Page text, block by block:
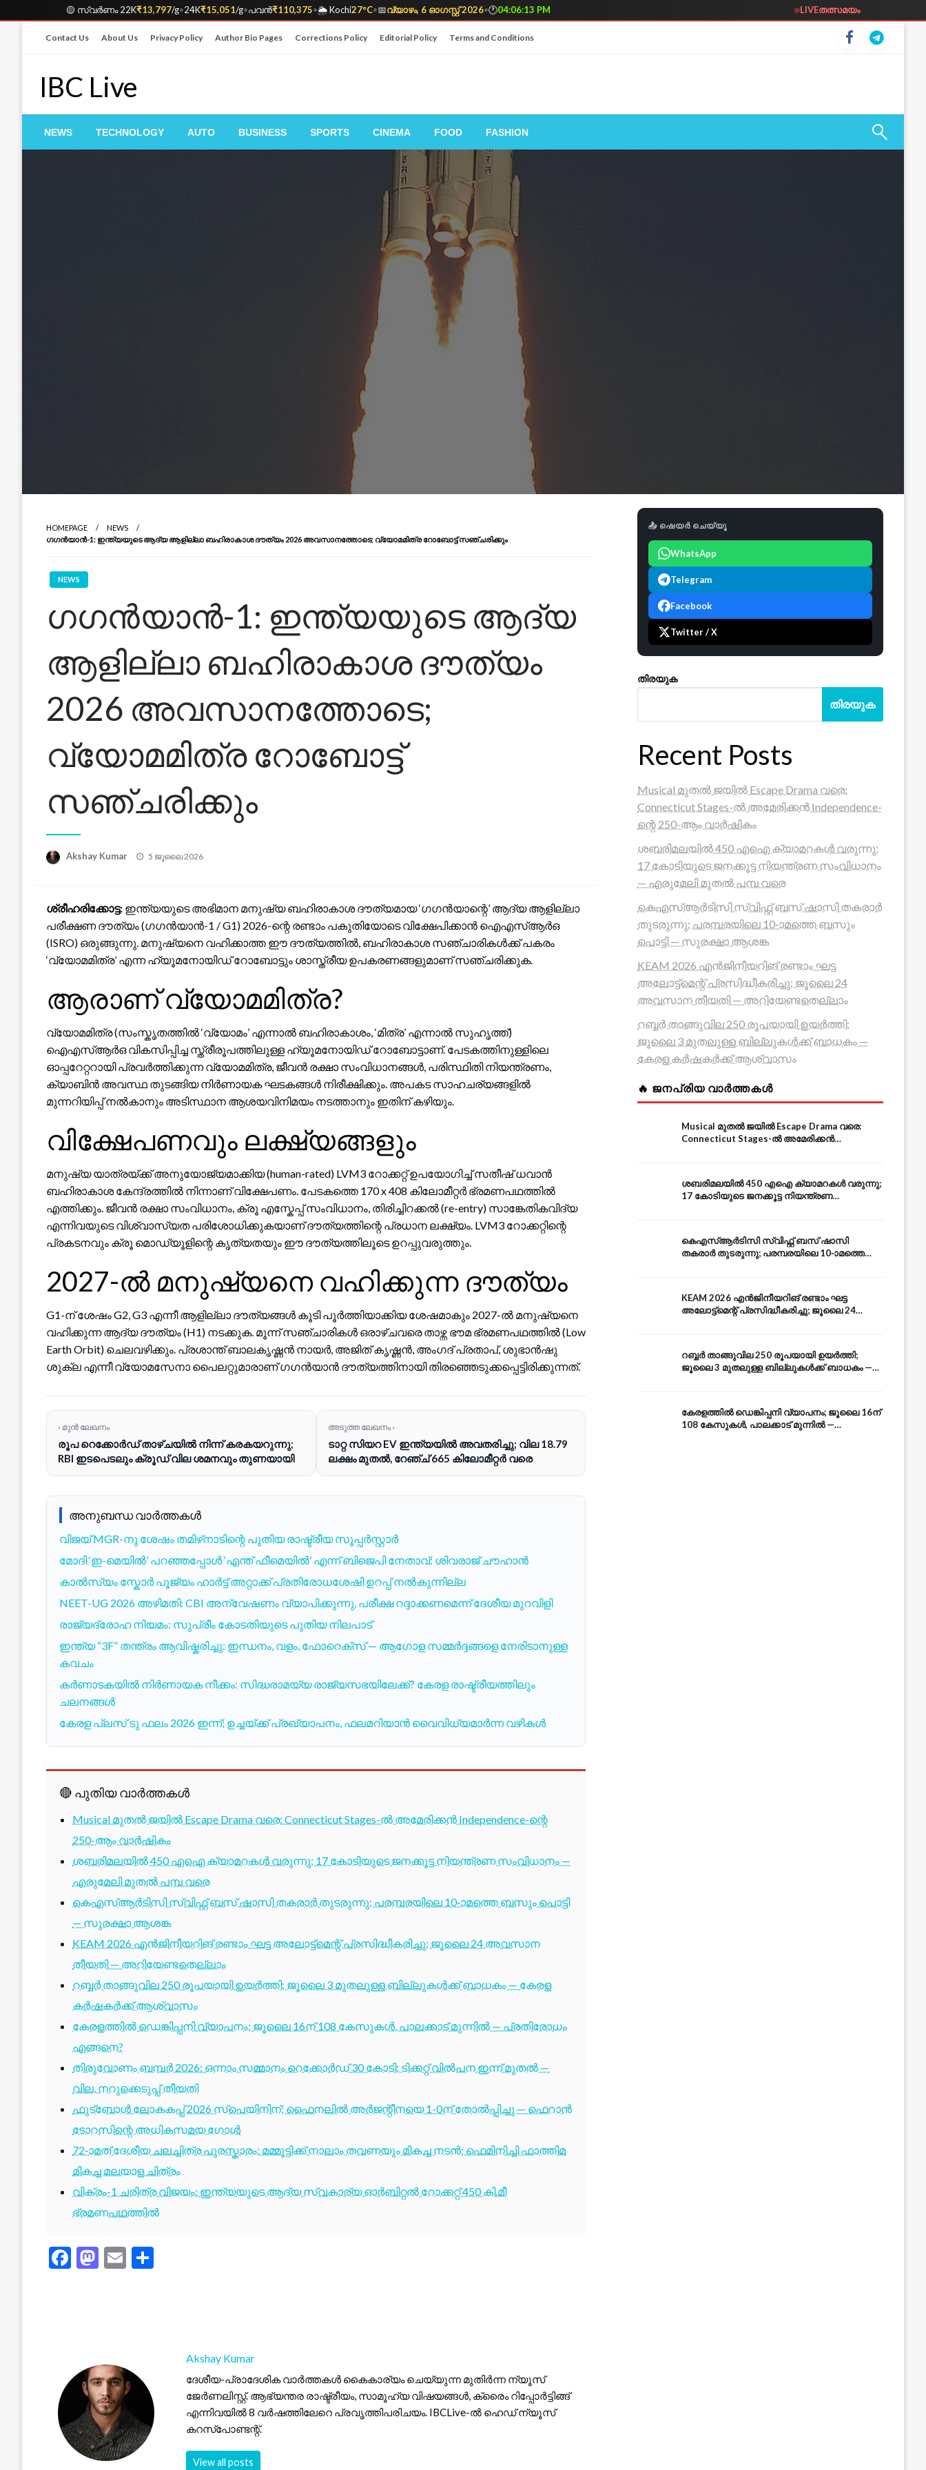
🟡 സ്വർണം 22K₹13,797/g•24K₹15,051/g•പവൻ₹110,375•🌦️ Kochi27°C•📅വ്യാഴം, 6 ഓഗസ്റ്റ് 2026•🕐04:06:14 PM LIVEതത്സമയം
Contact Us About Us Privacy Policy Author Bio Pages Corrections Policy Editorial Policy Terms and Conditions
IBC Live
NEWS TECHNOLOGY AUTO BUSINESS SPORTS CINEMA FOOD FASHION
HOMEPAGE
NEWS
ഗഗൻയാൻ-1: ഇന്ത്യയുടെ ആദ്യ ആളില്ലാ ബഹിരാകാശ ദൗത്യം 2026 അവസാനത്തോടെ; വ്യോമമിത്ര റോബോട്ട് സഞ്ചരിക്കും
NEWS
ഗഗൻയാൻ-1: ഇന്ത്യയുടെ ആദ്യ
ആളില്ലാ ബഹിരാകാശ ദൗത്യം
2026 അവസാനത്തോടെ;
വ്യോമമിത്ര റോബോട്ട്
സഞ്ചരിക്കും
Akshay Kumar
Posted
5 ജൂലൈ 2026
ശ്രീഹരിക്കോട്ട: ഇന്ത്യയുടെ അഭിമാന മനുഷ്യ ബഹിരാകാശ ദൗത്യമായ ‘ഗഗൻയാന്റെ’ ആദ്യ ആളില്ലാ
പരീക്ഷണ ദൗത്യം (ഗഗൻയാൻ-1 / G1) 2026-ന്റെ രണ്ടാം പകുതിയോടെ വിക്ഷേപിക്കാൻ ഐഎസ്ആർഒ
(ISRO) ഒരുങ്ങുന്നു. മനുഷ്യനെ വഹിക്കാത്ത ഈ ദൗത്യത്തിൽ, ബഹിരാകാശ സഞ്ചാരികൾക്ക് പകരം
‘വ്യോമമിത്ര’ എന്ന ഹ്യൂമനോയിഡ് റോബോട്ടും ശാസ്ത്രീയ ഉപകരണങ്ങളുമാണ് സഞ്ചരിക്കുക.
ആരാണ് വ്യോമമിത്ര?
വ്യോമമിത്ര (സംസ്കൃതത്തിൽ ‘വ്യോമം’ എന്നാൽ ബഹിരാകാശം, ‘മിത്ര’ എന്നാൽ സുഹൃത്ത്)
ഐഎസ്ആർഒ വികസിപ്പിച്ച സ്ത്രീരൂപത്തിലുള്ള ഹ്യൂമനോയിഡ് റോബോട്ടാണ്. പേടകത്തിനുള്ളിലെ
ഓപ്പറേറ്ററായി പ്രവർത്തിക്കുന്ന വ്യോമമിത്ര, ജീവൻ രക്ഷാ സംവിധാനങ്ങൾ, പരിസ്ഥിതി നിയന്ത്രണം,
ക്യാബിൻ അവസ്ഥ തുടങ്ങിയ നിർണായക ഘടകങ്ങൾ നിരീക്ഷിക്കും. അപകട സാഹചര്യങ്ങളിൽ
മുന്നറിയിപ്പ് നൽകാനും അടിസ്ഥാന ആശയവിനിമയം നടത്താനും ഇതിന് കഴിയും.
വിക്ഷേപണവും ലക്ഷ്യങ്ങളും
മനുഷ്യ യാത്രയ്ക്ക് അനുയോജ്യമാക്കിയ (human-rated) LVM3 റോക്കറ്റ് ഉപയോഗിച്ച് സതീഷ് ധവാൻ
ബഹിരാകാശ കേന്ദ്രത്തിൽ നിന്നാണ് വിക്ഷേപണം. പേടകത്തെ 170 x 408 കിലോമീറ്റർ ഭ്രമണപഥത്തിൽ
എത്തിക്കും. ജീവൻ രക്ഷാ സംവിധാനം, ക്രൂ എസ്കേപ്പ് സംവിധാനം, തിരിച്ചിറക്കൽ (re-entry) സാങ്കേതികവിദ്യ
എന്നിവയുടെ വിശ്വാസ്യത പരിശോധിക്കുകയാണ് ദൗത്യത്തിന്റെ പ്രധാന ലക്ഷ്യം. LVM3 റോക്കറ്റിന്റെ
പ്രകടനവും ക്രൂ മൊഡ്യൂളിന്റെ കൃത്യതയും ഈ ദൗത്യത്തിലൂടെ ഉറപ്പുവരുത്തും.
2027-ൽ മനുഷ്യനെ വഹിക്കുന്ന ദൗത്യം
G1-ന് ശേഷം G2, G3 എന്നീ ആളില്ലാ ദൗത്യങ്ങൾ കൂടി പൂർത്തിയാക്കിയ ശേഷമാകും 2027-ൽ മനുഷ്യനെ
വഹിക്കുന്ന ആദ്യ ദൗത്യം (H1) നടക്കുക. മൂന്ന് സഞ്ചാരികൾ ഒരാഴ്ചവരെ താഴ്ന്ന ഭൗമ ഭ്രമണപഥത്തിൽ (Low
Earth Orbit) ചെലവഴിക്കും. പ്രശാന്ത് ബാലകൃഷ്ണൻ നായർ, അജിത് കൃഷ്ണൻ, അംഗദ് പ്രതാപ്, ശുഭാൻഷു
ശുക്ല എന്നീ വ്യോമസേനാ പൈലറ്റുമാരാണ് ഗഗൻയാൻ ദൗത്യത്തിനായി തിരഞ്ഞെടുക്കപ്പെട്ടിരിക്കുന്നത്.
‹ മുൻ ലേഖനം
രൂപ റെക്കോർഡ് താഴ്ചയിൽ നിന്ന് കരകയറുന്നു;
RBI ഇടപെടലും ക്രൂഡ് വില ശമനവും തുണയായി
അടുത്ത ലേഖനം ›
ടാറ്റ സിയറ EV ഇന്ത്യയിൽ അവതരിച്ചു; വില 18.79
ലക്ഷം മുതൽ, റേഞ്ച് 665 കിലോമീറ്റർ വരെ
അനുബന്ധ വാർത്തകൾ
വിജയ് MGR-നു ശേഷം തമിഴ്‌നാടിന്റെ പുതിയ രാഷ്ട്രീയ സൂപ്പർസ്റ്റാർ
മോദി ‘ഇ-മെയിൽ’ പറഞ്ഞപ്പോൾ ‘എന്ത് ഫീമെയിൽ’ എന്ന് ബിജെപി നേതാവ്: ശിവരാജ് ചൗഹാൻ
കാൽസ്യം സ്കോർ പൂജ്യം ഹാർട്ട് അറ്റാക്ക് പ്രതിരോധശേഷി ഉറപ്പ് നൽകുന്നില്ല
NEET-UG 2026 അഴിമതി: CBI അന്വേഷണം വ്യാപിക്കുന്നു, പരീക്ഷ റദ്ദാക്കണമെന്ന് ദേശീയ മുറവിളി
രാജ്യദ്രോഹ നിയമം: സുപ്രീം കോടതിയുടെ പുതിയ നിലപാട്
ഇന്ത്യ “3F” തന്ത്രം ആവിഷ്കരിച്ചു: ഇന്ധനം, വളം, ഫോറെക്സ് — ആഗോള സമ്മര്‍ദ്ദങ്ങളെ നേരിടാനുള്ള
കവചം
കർണാടകയിൽ നിർണായക നീക്കം: സിദ്ധരാമയ്യ രാജ്യസഭയിലേക്ക്? കേരള രാഷ്ട്രീയത്തിലും
ചലനങ്ങൾ
കേരള പ്ലസ് ടു ഫലം 2026 ഇന്ന്; ഉച്ചയ്ക്ക് പ്രഖ്യാപനം, ഫലമറിയാൻ വൈവിധ്യമാർന്ന വഴികൾ
🔴 പുതിയ വാർത്തകൾ
Musical മുതൽ ജയിൽ Escape Drama വരെ: Connecticut Stages-ൽ അമേരിക്കൻ Independence-ന്റെ
250-ആം വാർഷികം
ശബരിമലയിൽ 450 എഐ ക്യാമറകൾ വരുന്നു; 17 കോടിയുടെ ജനക്കൂട്ട നിയന്ത്രണ സംവിധാനം —
എരുമേലി മുതൽ പമ്പ വരെ
കെഎസ്ആർടിസി സ്വിഫ്റ്റ് ബസ് ഷാസി തകരാർ തുടരുന്നു; പരമ്പരയിലെ 10-ാമത്തെ ബസും പൊട്ടി
— സുരക്ഷാ ആശങ്ക
KEAM 2026 എൻജിനീയറിങ് രണ്ടാം ഘട്ട അലോട്ട്മെന്റ് പ്രസിദ്ധീകരിച്ചു; ജൂലൈ 24 അവസാന
തീയതി — അറിയേണ്ടതെല്ലാം
റബ്ബർ താങ്ങുവില 250 രൂപയായി ഉയർത്തി; ജൂലൈ 3 മുതലുള്ള ബില്ലുകൾക്ക് ബാധകം — കേരള
കർഷകർക്ക് ആശ്വാസം
കേരളത്തിൽ ഡെങ്കിപ്പനി വ്യാപനം; ജൂലൈ 16ന് 108 കേസുകൾ, പാലക്കാട് മുന്നിൽ — പ്രതിരോധം
എങ്ങനെ?
തിരുവോണം ബമ്പർ 2026: ഒന്നാം സമ്മാനം റെക്കോർഡ് 30 കോടി; ടിക്കറ്റ് വിൽപന ഇന്ന് മുതൽ —
വില, നറുക്കെടുപ്പ് തീയതി
ഫുട്ബോൾ ലോകകപ്പ് 2026 സ്പെയിനിന്; ഫൈനലിൽ അർജന്റീനയെ 1-0ന് തോൽപ്പിച്ചു — ഫെറാൻ
ടോറസിന്റെ അധികസമയ ഗോൾ
72-ാമത് ദേശീയ ചലച്ചിത്ര പുരസ്കാരം: മമ്മൂട്ടിക്ക് നാലാം തവണയും മികച്ച നടൻ; ഫെമിനിച്ചി ഫാത്തിമ
മികച്ച മലയാള ചിത്രം
വിക്രം-1 ചരിത്ര വിജയം: ഇന്ത്യയുടെ ആദ്യ സ്വകാര്യ ഓർബിറ്റൽ റോക്കറ്റ് 450 കി.മീ
ഭ്രമണപഥത്തിൽ
Facebook
Mastodon
Email
Akshay Kumar
ദേശീയ-പ്രാദേശിക വാർത്തകൾ കൈകാര്യം ചെയ്യുന്ന മുതിർന്ന ന്യൂസ്
ജേർണലിസ്റ്റ്. ആഭ്യന്തര രാഷ്ട്രീയം, സാമൂഹ്യ വിഷയങ്ങൾ, ക്രൈം റിപ്പോർട്ടിങ്ങ്
എന്നിവയിൽ 8 വർഷത്തിലേറെ പ്രവൃത്തിപരിചയം. IBCLive-ൽ ഹെഡ് ന്യൂസ്
കറസ്പോണ്ടന്റ്.
View all posts
📤 ഷെയർ ചെയ്യൂ
WhatsApp
Telegram
Facebook
Twitter / X
തിരയുക
തിരയുക
Recent Posts
Musical മുതൽ ജയിൽ Escape Drama വരെ:
Connecticut Stages-ൽ അമേരിക്കൻ Independence-
ന്റെ 250-ആം വാർഷികം
ശബരിമലയിൽ 450 എഐ ക്യാമറകൾ വരുന്നു;
17 കോടിയുടെ ജനക്കൂട്ട നിയന്ത്രണ സംവിധാനം
— എരുമേലി മുതൽ പമ്പ വരെ
കെഎസ്ആർടിസി സ്വിഫ്റ്റ് ബസ് ഷാസി തകരാർ
തുടരുന്നു; പരമ്പരയിലെ 10-ാമത്തെ ബസും
പൊട്ടി — സുരക്ഷാ ആശങ്ക
KEAM 2026 എൻജിനീയറിങ് രണ്ടാം ഘട്ട
അലോട്ട്മെന്റ് പ്രസിദ്ധീകരിച്ചു; ജൂലൈ 24
അവസാന തീയതി — അറിയേണ്ടതെല്ലാം
റബ്ബർ താങ്ങുവില 250 രൂപയായി ഉയർത്തി;
ജൂലൈ 3 മുതലുള്ള ബില്ലുകൾക്ക് ബാധകം —
കേരള കർഷകർക്ക് ആശ്വാസം
🔥 ജനപ്രിയ വാർത്തകൾ
Musical മുതൽ ജയിൽ Escape Drama വരെ:
Connecticut Stages-ൽ അമേരിക്കൻ
ശബരിമലയിൽ 450 എഐ ക്യാമറകൾ വരുന്നു;
17 കോടിയുടെ ജനക്കൂട്ട നിയന്ത്രണ
കെഎസ്ആർടിസി സ്വിഫ്റ്റ് ബസ് ഷാസി
തകരാർ തുടരുന്നു; പരമ്പരയിലെ 10-ാമത്തെ
KEAM 2026 എൻജിനീയറിങ് രണ്ടാം ഘട്ട
അലോട്ട്മെന്റ് പ്രസിദ്ധീകരിച്ചു; ജൂലൈ 24
റബ്ബർ താങ്ങുവില 250 രൂപയായി ഉയർത്തി;
ജൂലൈ 3 മുതലുള്ള ബില്ലുകൾക്ക് ബാധകം —
കേരളത്തിൽ ഡെങ്കിപ്പനി വ്യാപനം; ജൂലൈ 16ന്
108 കേസുകൾ, പാലക്കാട് മുന്നിൽ —